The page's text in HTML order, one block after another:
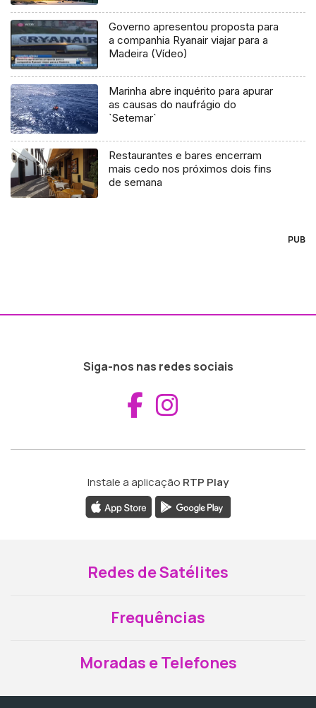
Governo apresentou proposta para
a companhia Ryanair viajar para a
Madeira (Vídeo)
Marinha abre inquérito para apurar
as causas do naufrágio do
`Setemar`
Restaurantes e bares encerram
mais cedo nos próximos dois fins
de semana
PUB
Siga-nos nas redes sociais
Aceder ao
Instale a aplicação RTP Play
Redes de Satélites
Frequências
Moradas e Telefones